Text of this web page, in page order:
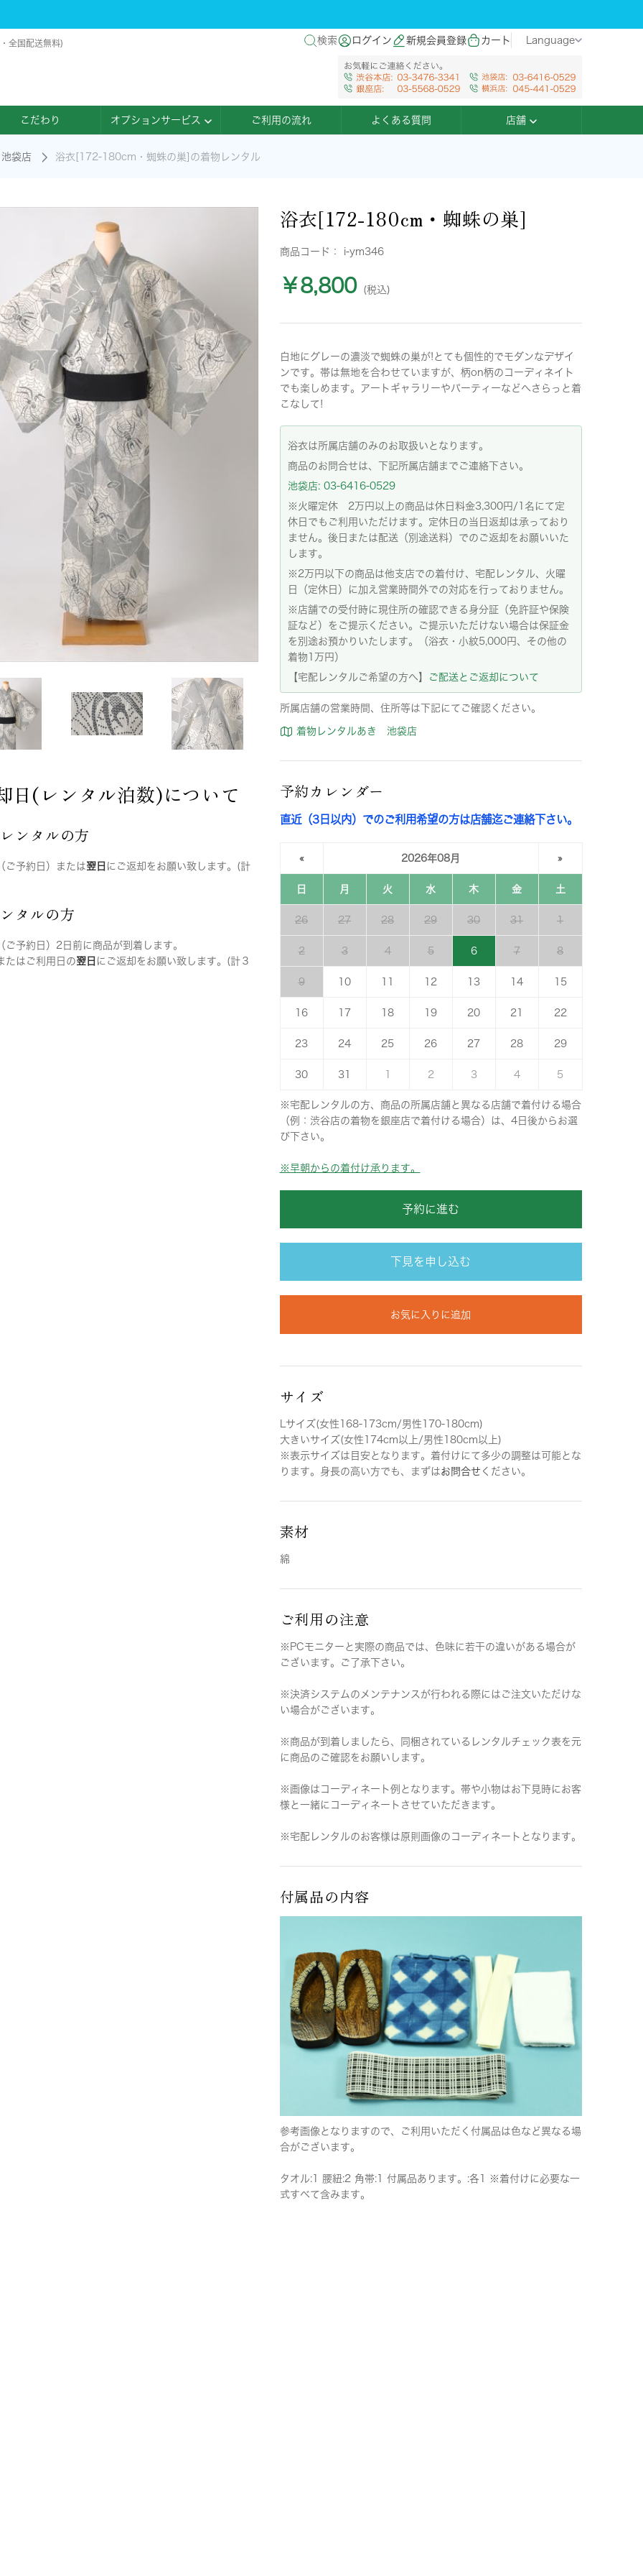
全国配送無料) 検索 ログイン 新規会員登録 カート Language
こだわり オプションサービス ご利用の流れ よくある質問 店舗
池袋店 浴衣[172-180cm・蜘蛛の巣]の着物レンタル
日(レンタル泊数)について
ンタルの方
ご予約日）または翌日 にご返却をお願い致します。(計
タルの方
ご予約日）2日前に商品が到着します。
たはご利用日の翌日 にご返却をお願い致します。(計３
浴衣[172-180cm・蜘蛛の巣]
商品コード： i-ym346
￥8,800 (税込)
白地にグレーの濃淡で蜘蛛の巣が!とても個性的でモダンなデザイ
ンです。帯は無地を合わせていますが、柄on柄のコーディネイト
でも楽しめます。アートギャラリーやパーティーなどへさらっと着
こなして!
浴衣は所属店舗のみのお取扱いとなります。
商品のお問合せは、下記所属店舗までご連絡下さい。
池袋店: 03-6416-0529
※火曜定休 2万円以上の商品は休日料金3,300円/1名にて定
休日でもご利用いただけます。定休日の当日返却は承っており
ません。後日または配送（別途送料）でのご返却をお願いいた
します。
※2万円以下の商品は他支店での着付け、宅配レンタル、火曜
日（定休日）に加え営業時間外での対応を行っておりません。
※店舗での受付時に現住所の確認できる身分証（免許証や保険
証など）をご提示ください。ご提示いただけない場合は保証金
を別途お預かりいたします。（浴衣・小紋5,000円、その他の
着物1万円）
【宅配レンタルご希望の方へ】
ご配送とご返却について
所属店舗の営業時間、住所等は下記にてご確認ください。
着物レンタルあき 池袋店
予約カレンダー
直近（3日以内）でのご利用希望の方は店舗迄ご連絡下さい。
« 2026年08月 »
日 月 火 水 木 金 土
26 27 28 29 30 31 1
2 3 4 5 6 7 8
9 10 12 13 14 15
16 17 18 19 20 21 22
23 24 25 26 27 28 29
30 31 2 3 4 5
※宅配レンタルの方、商品の所属店舗と異なる店舗で着付ける場合
（例：渋谷店の着物を銀座店で着付ける場合）は、4日後からお選
び下さい。
※早朝からの着付け承ります。
予約に進む
下見を申し込む
お気に入りに追加
サイズ
Lサイズ(女性168-173cm/男性170-180cm)
大きいサイズ(女性174cm以上/男性180cm以上)
※表示サイズは目安となります。着付けにて多少の調整は可能とな
ります。身長の高い方でも、まずはお問合せ ください。
素材
綿
ご利用の注意
※PCモニターと実際の商品では、色味に若干の違いがある場合が
ございます。ご了承下さい。
※決済システムのメンテナンスが行われる際にはご注文いただけな
い場合がございます。
※商品が到着しましたら、同梱されているレンタルチェック表を元
に商品のご確認をお願いします。
※画像はコーディネート例となります。帯や小物はお下見時にお客
様と一緒にコーディネートさせていただきます。
※宅配レンタルのお客様は原則画像のコーディネートとなります。
付属品の内容
参考画像となりますので、ご利用いただく付属品は色など異なる場
合がございます。
タオル:1 腰紐:2 角帯:1 付属品あります。:各1 ※着付けに必要な一
式すべて含みます。